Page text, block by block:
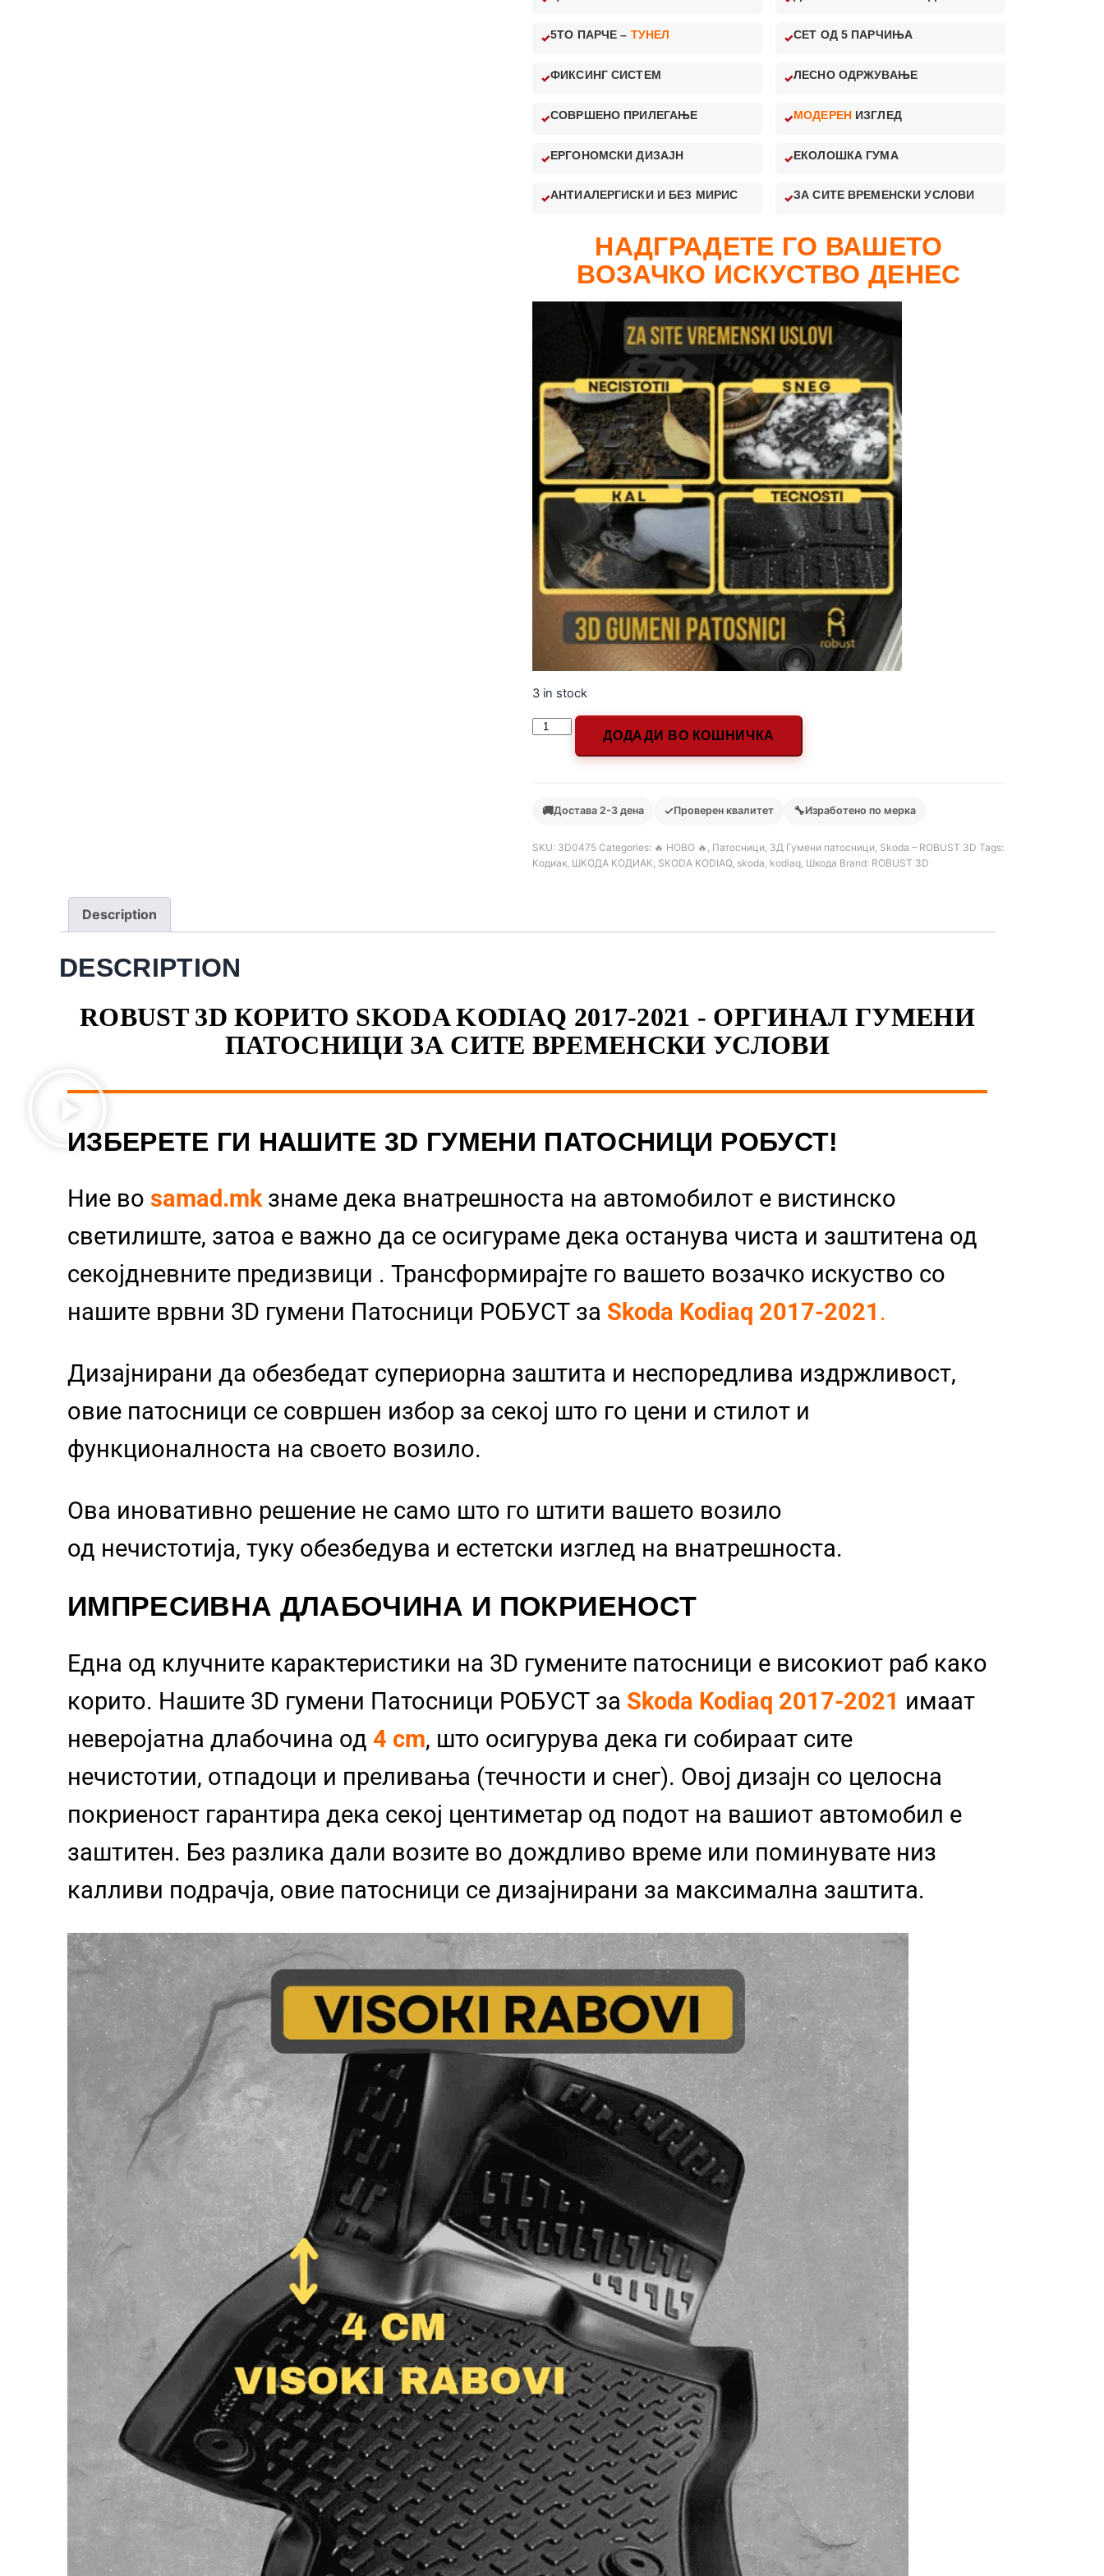
5ТО ПАРЧЕ – ТУНЕЛ СЕТ ОД 5 ПАРЧИЊА
ФИКСИНГ СИСТЕМ ЛЕСНО ОДРЖУВАЊЕ
СОВРШЕНО ПРИЛЕГАЊЕ МОДЕРЕН ИЗГЛЕД
ЕРГОНОМСКИ ДИЗАЈН ЕКОЛОШКА ГУМА
АНТИАЛЕРГИСКИ И БЕЗ МИРИС ЗА СИТЕ ВРЕМЕНСКИ УСЛОВИ
НАДГРАДЕТЕ ГО ВАШЕТО
ВОЗАЧКО ИСКУСТВО ДЕНЕС
3 in stock
ДОДАДИ ВО КОШНИЧКА
🚚Достава 2-3 дена ✓Проверен квалитет 🔧Изработено по мерка
SKU: 3D0475 Categories: 🔥 НОВО 🔥 Патосници 3Д Гумени патосници Skoda – ROBUST 3D Tags:
Кодиак ШКОДА КОДИАК SKODA KODIAQ, skoda kodiaq Шкода Brand: ROBUST 3D
Description
DESCRIPTION
ROBUST 3D КОРИТО SKODA KODIAQ 2017-2021 - ОРГИНАЛ ГУМЕНИ
ПАТОСНИЦИ ЗА СИТЕ ВРЕМЕНСКИ УСЛОВИ
ИЗБЕРЕТЕ ГИ НАШИТЕ 3D ГУМЕНИ ПАТОСНИЦИ РОБУСТ!
Ние во samad.mk знаме дека внатрешноста на автомобилот е вистинско
светилиште, затоа е важно да се осигураме дека останува чиста и заштитена од
секојдневните предизвици . Трансформирајте го вашето возачко искуство со
нашите врвни 3D гумени Патосници РОБУСТ за Skoda Kodiaq 2017-2021 .
Дизајнирани да обезбедат супериорна заштита и неспоредлива издржливост,
овие патосници се совршен избор за секој што го цени и стилот и
функционалноста на своето возило.
Ова иновативно решение не само што го штити вашето возило
од нечистотија, туку обезбедува и естетски изглед на внатрешноста.
ИМПРЕСИВНА ДЛАБОЧИНА И ПОКРИЕНОСТ
Една од клучните карактеристики на 3D гумените патосници е високиот раб како
корито. Нашите 3D гумени Патосници РОБУСТ за Skoda Kodiaq 2017-2021 имаат
неверојатна длабочина од 4 cm, што осигурува дека ги собираат сите
нечистотии, отпадоци и преливања (течности и снег). Овој дизајн со целосна
покриеност гарантира дека секој центиметар од подот на вашиот автомобил е
заштитен. Без разлика дали возите во дождливо време или поминувате низ
калливи подрачја, овие патосници се дизајнирани за максимална заштита.